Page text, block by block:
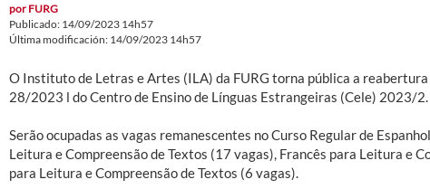
por FURG
Publicado: 14/09/2023 14h57
Última modificación: 14/09/2023 14h57
O Instituto de Letras e Artes (ILA) da FURG torna pública a
28/2023 l do Centro de Ensino de Línguas Estrangeiras (Cele) 2023/2.
Serão ocupadas as vagas remanescentes no Curso Regular de
Leitura e Compreensão de Textos (17 vagas), Francês para Leitura e
para Leitura e Compreensão de Textos (6 vagas).